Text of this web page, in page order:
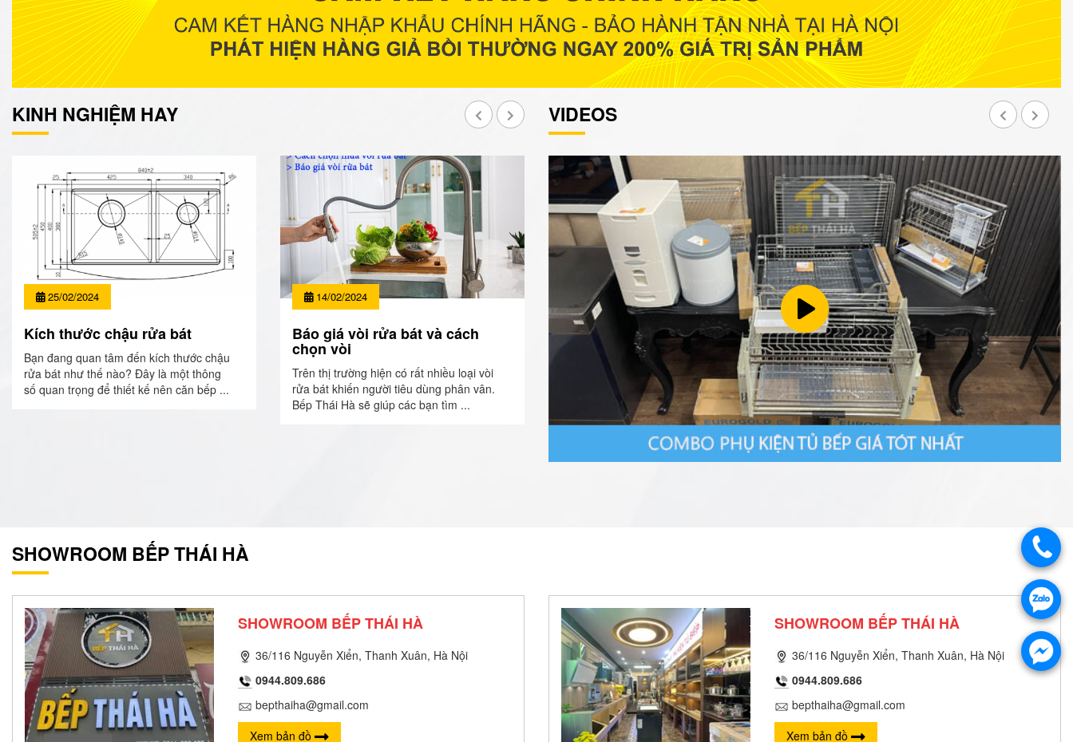
KINH NGHIỆM HAY
25/02/2024
Kích thước chậu rửa bát
Bạn đang quan tâm đến kích thước chậu
rửa bát như thế nào? Đây là một thông
số quan trọng để thiết kế nên căn bếp ...
14/02/2024
Báo giá vòi rửa bát và cách
chọn vòi
Trên thị trường hiện có rất nhiều loại vòi
rửa bát khiến người tiêu dùng phân vân.
Bếp Thái Hà sẽ giúp các bạn tìm ...
VIDEOS
SHOWROOM BẾP THÁI HÀ
SHOWROOM BẾP THÁI HÀ
36/116 Nguyễn Xiển, Thanh Xuân, Hà Nội
0944.809.686
bepthaiha@gmail.com
Xem bản đồ
SHOWROOM BẾP THÁI HÀ
36/116 Nguyễn Xiển, Thanh Xuân, Hà Nội
0944.809.686
bepthaiha@gmail.com
Xem bản đồ